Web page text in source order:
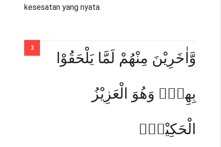
kesesatan yang nyata.
وَّاٰخَرِيْنَ مِنْهُمْ لَمَّا يَلْحَقُوْا
بِهِمْۗ وَهُوَ الْعَزِيْزُ
الْحَكِيْمُۙ